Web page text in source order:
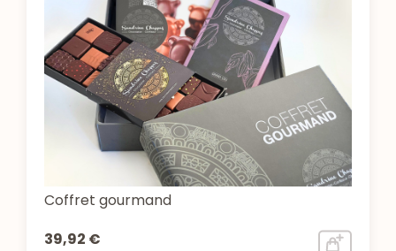
Coffret gourmand
39,92 €